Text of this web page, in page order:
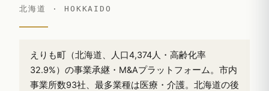
北海道 · HOKKAIDO
えりも町（北海道、人口4,374人・高齢化率
32.9%）の事業承継・M&Aプラットフォーム。市内
事業所数93社、最多業種は医療・介護。北海道の後